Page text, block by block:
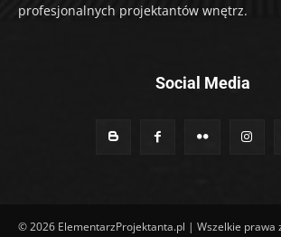
profesjonalnych projektantów wnętrz.
Social Media
© 2026 ElementarzProjektanta.pl | Wszelkie prawa